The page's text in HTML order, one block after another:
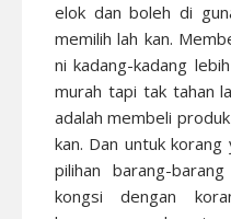
elok dan boleh di
memilih lah kan.
ni kadang-kadang
murah tapi tak tahan
adalah membeli
kan. Dan untuk
pilihan barang-
kongsi dengan